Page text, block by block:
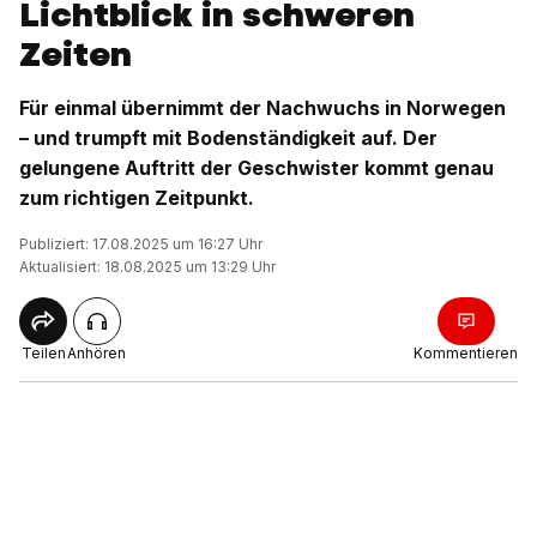
Lichtblick in schweren
Zeiten
Für einmal übernimmt der Nachwuchs in Norwegen
– und trumpft mit Bodenständigkeit auf. Der
gelungene Auftritt der Geschwister kommt genau
zum richtigen Zeitpunkt.
Publiziert: 17.08.2025 um 16:27 Uhr
Aktualisiert: 18.08.2025 um 13:29 Uhr
TeilenAnhören Kommentieren